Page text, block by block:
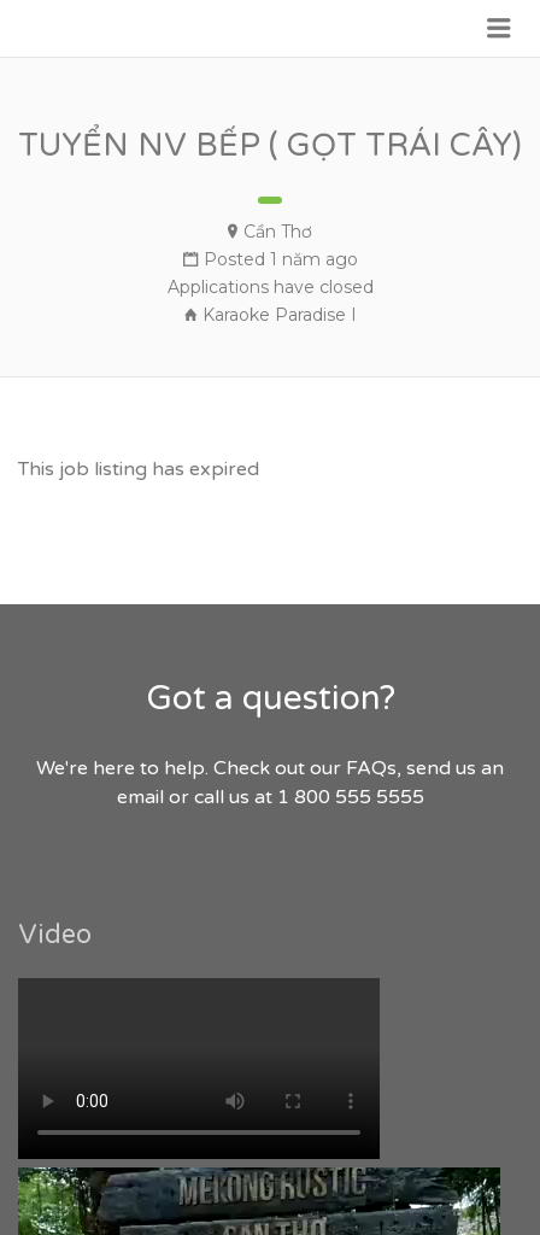
TUYỂN NV BẾP ( GỌT TRÁI CÂY)
Cần Thơ
Posted 1 năm ago
Applications have closed
Karaoke Paradise I
This job listing has expired
Got a question?
We're here to help. Check out our FAQs, send us an
email or call us at 1 800 555 5555
Video